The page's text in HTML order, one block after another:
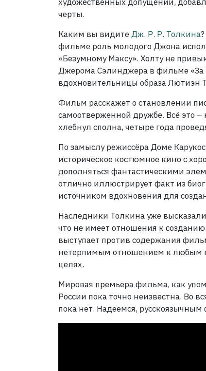
черты.
Каким вы видитеДж. Р. Р. Толкина
фильме роль молодого Джона
«Безумному Максу». Холту не
Джерома Сэлинджера в фильме «За
вдохновительницы образа Лютиэн
Фильм расскажет о становлении
самоотверженной дружбе. Всё это
хлебнул сполна, четыре года
По замыслу режиссёра Доме
историческое костюмное кино с
дополняться фантастическими
отлично иллюстрирует факт из
источником вдохновения для
Наследники Толкина уже
что не имеет отношения к
выступает против содержания
нетерпимым отношением к любым
целях.
Мировая премьера фильма, как
России пока точно неизвестна. Во
пока нет. Надеемся,